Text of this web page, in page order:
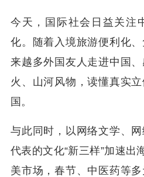
今天，国际社会日益关注
化。随着入境旅游便利化
来越多外国友人走进中国
火、山河风物，读懂真实
国。
与此同时，以网络文学、
代表的文化“新三样”加速出
美市场，春节、中医药等